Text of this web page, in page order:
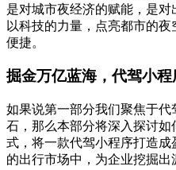
是对城市夜经济的赋能，是
以科技的力量，点亮都市的
便捷。
掘金万亿蓝海，代驾小
如果说第一部分我们聚焦于
石，那么本部分将深入探讨
式，将一款代驾小程序打造成
的出行市场中，为企业挖掘出